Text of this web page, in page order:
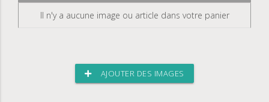
Il n'y a aucune image ou article dans votre panier
AJOUTER DES IMAGES